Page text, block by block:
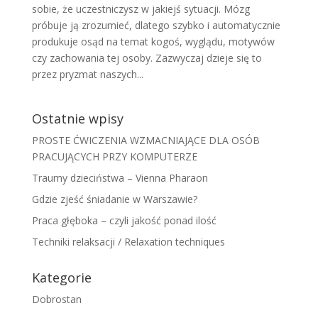
sobie, że uczestniczysz w jakiejś sytuacji. Mózg
próbuje ją zrozumieć, dlatego szybko i automatycznie
produkuje osąd na temat kogoś, wyglądu, motywów
czy zachowania tej osoby. Zazwyczaj dzieje się to
przez pryzmat naszych...
Ostatnie wpisy
PROSTE ĆWICZENIA WZMACNIAJĄCE DLA OSÓB
PRACUJĄCYCH PRZY KOMPUTERZE
Traumy dzieciństwa – Vienna Pharaon
Gdzie zjeść śniadanie w Warszawie?
Praca głęboka – czyli jakość ponad ilość
Techniki relaksacji / Relaxation techniques
Kategorie
Dobrostan